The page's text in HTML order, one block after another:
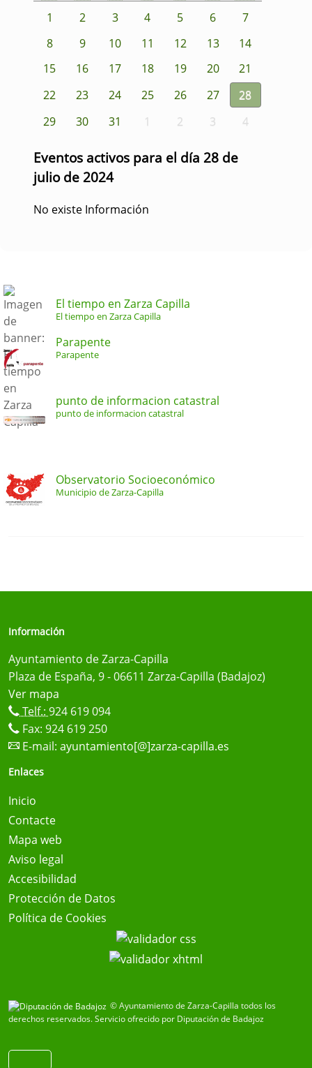
1 2 3 4 5 6
7
8
9 10 11 12 13
14
15
16 17 18 19 20
21
22
23 24 25 26 27
28
29
30 31 1 2 3 4
Eventos activos para el día 28 de
julio de 2024
No existe Información
El tiempo en Zarza Capilla
El tiempo en Zarza Capilla
Parapente
Parapente
punto de informacion catastral
punto de informacion catastral
Observatorio Socioeconómico
Municipio de Zarza-Capilla
Información
Ayuntamiento de Zarza-Capilla
Plaza de España, 9 - 06611 Zarza-Capilla (Badajoz)
Ver mapa
Telf.: 924 619 094
Fax: 924 619 250
E-mail: ayuntamiento[@]zarza-capilla.es
Enlaces
Inicio
Contacte
Mapa web
Aviso legal
Accesibilidad
Protección de Datos
Política de Cookies
© Ayuntamiento de Zarza-Capilla todos los
derechos reservados.Servicio ofrecido por Diputación de Badajoz